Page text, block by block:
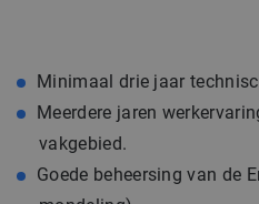
Minimaal drie jaar
Meerdere jaren
vakgebied.
Goede beheersing van de